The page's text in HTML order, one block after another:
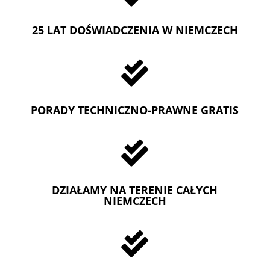
25 LAT DOŚWIADCZENIA W NIEMCZECH

PORADY TECHNICZNO-PRAWNE GRATIS

DZIAŁAMY NA TERENIE CAŁYCH
NIEMCZECH
